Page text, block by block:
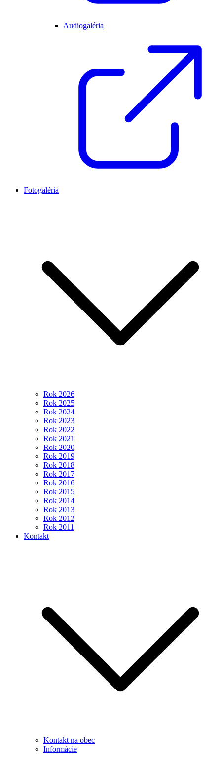
Audiogaléria
Fotogaléria
Rok 2026
Rok 2025
Rok 2024
Rok 2023
Rok 2022
Rok 2021
Rok 2020
Rok 2019
Rok 2018
Rok 2017
Rok 2016
Rok 2015
Rok 2014
Rok 2013
Rok 2012
Rok 2011
Kontakt
Kontakt na obec
Informácie